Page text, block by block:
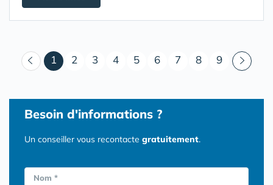
1 (courant)
2 3 4 5 6 7 8 9
Besoin d'informations ?
Un conseiller vous recontacte gratuitement.
Nom *